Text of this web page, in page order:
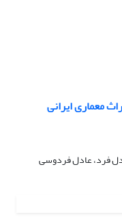
معماری ایرانی
فرد، عادل فردوسی